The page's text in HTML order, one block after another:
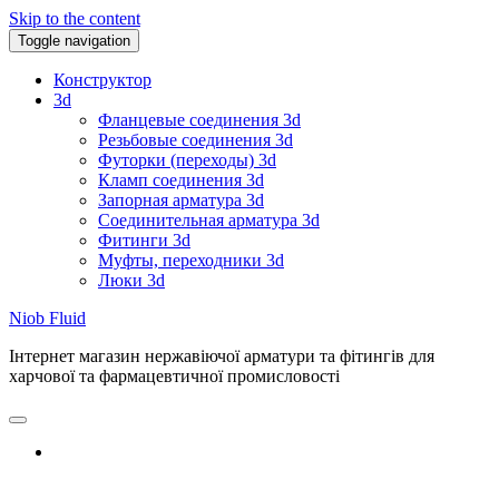
Skip to the content
Toggle navigation
Конструктор
3d
Фланцевые соединения 3d
Резьбовые соединения 3d
Футорки (переходы) 3d
Кламп соединения 3d
Запорная арматура 3d
Соединительная арматура 3d
Фитинги 3d
Муфты, переходники 3d
Люки 3d
Niob Fluid
Інтернет магазин нержавіючої арматури та фітингів для
харчової та фармацевтичної промисловості